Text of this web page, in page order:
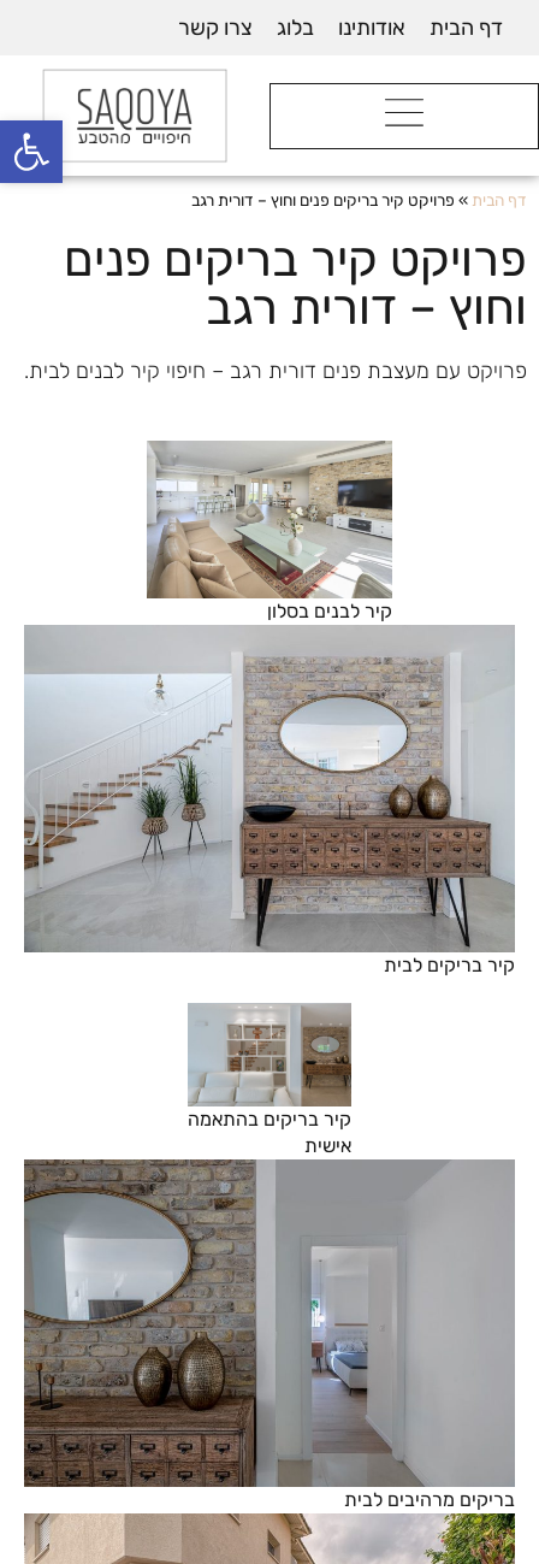
פתח
דף הבית אודותינו בלוג צרו קשר
דף הבית » פרויקט קיר בריקים פנים וחוץ – דורית רגב
פרויקט קיר בריקים פנים
וחוץ – דורית רגב
פרויקט עם מעצבת פנים דורית רגב – חיפוי קיר לבנים לבית.
קיר לבנים בסלון
קיר בריקים לבית
קיר בריקים בהתאמה
אישית
בריקים מרהיבים לבית